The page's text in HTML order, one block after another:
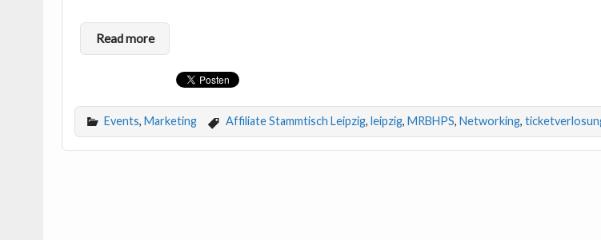
Read more
Events,Marketing Affiliate Stammtisch Leipzig, leipzig, MRBHPS, Networking,